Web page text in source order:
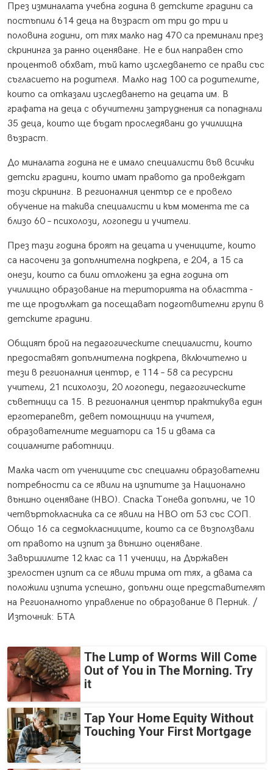
През изминалата учебна година в детските градини са
постъпили 614 деца на възраст от три до три и
половина години, от тях малко над 470 са преминали през
скрининга за ранно оценяване. Не е бил направен сто
процентов обхват, тъй като изследването се прави със
съгласието на родителя. Малко над 100 са родителите,
които са отказали изследването на децата им. В
графата на деца с обучителни затруднения са попаднали
35 деца, които ще бъдат проследявани до училищна
възраст.
До миналата година не е имало специалисти във всички
детски градини, които имат правото да провеждат
този скрининг. В регионалния център се е провело
обучение на такива специалисти и към момента те са
близо 60 – психолози, логопеди и учители.
През тази година броят на децата и учениците, които
са насочени за допълнителна подкрепа, е 204, а 15 са
онези, които са били отложени за една година от
училищно образование на територията на областта -
те ще продължат да посещават подготвителни групи в
детските градини.
Общият брой на педагогическите специалисти, които
предоставят допълнителна подкрепа, включително и
тези в регионалния център, е 114 – 58 са ресурсни
учители, 21 психолози, 20 логопеди, педагогическите
съветници са 15. В регионалния център практикува един
ерготерапевт, девет помощници на учителя,
образователните медиатори са 15 и двама са
социалните работници.
Малка част от учениците със специални образователни
потребности са се явили на изпитите за Национално
външно оценяване (НВО). Спаска Тонева допълни, че 10
четвъртокласника са се явили на НВО от 53 със СОП.
Общо 16 са седмокласниците, които са се възползвали
от правото на изпит за външно оценяване.
Завършилите 12 клас са 11 ученици, на Държавен
зрелостен изпит са се явили трима от тях, а двама са
положили изпита успешно, допълни още представителят
на Регионалното управление по образование в Перник. /
Източник: БТА
The Lump of Worms Will Come
Out of You in The Morning. Try
it
Tap Your Home Equity Without
Touching Your First Mortgage